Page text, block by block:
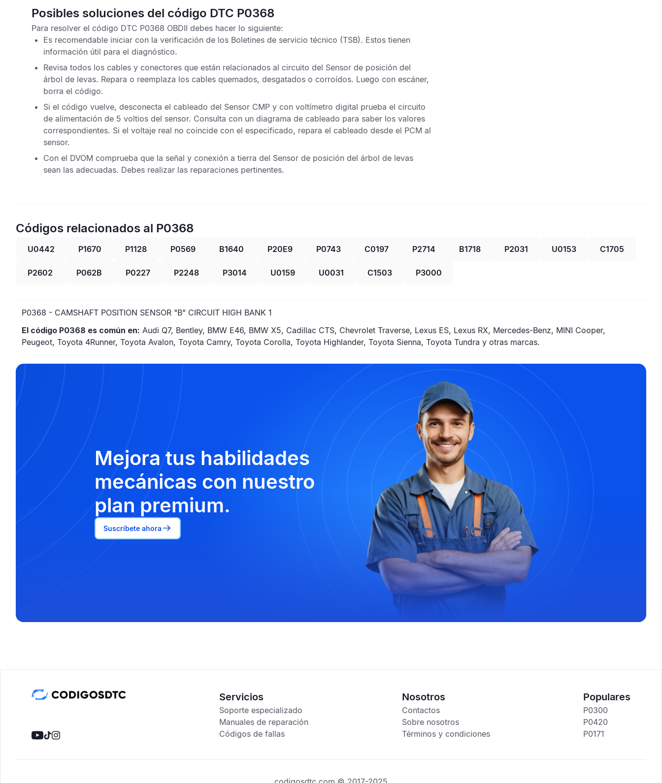
Posibles soluciones del código DTC P0368
Para resolver el código DTC P0368 OBDII debes hacer lo siguiente:
Es recomendable iniciar con la verificación de los Boletines de servicio técnico (TSB). Estos tienen
información útil para el diagnóstico.
Revisa todos los cables y conectores que están relacionados al circuito del Sensor de posición del
árbol de levas. Repara o reemplaza los cables quemados, desgatados o corroídos. Luego con escáner,
borra el código.
Si el código vuelve, desconecta el cableado del Sensor CMP y con voltímetro digital prueba el circuito
de alimentación de 5 voltios del sensor. Consulta con un diagrama de cableado para saber los valores
correspondientes. Si el voltaje real no coincide con el especificado, repara el cableado desde el PCM al
sensor.
Con el DVOM comprueba que la señal y conexión a tierra del Sensor de posición del árbol de levas
sean las adecuadas. Debes realizar las reparaciones pertinentes.
Códigos relacionados al P0368
U0442 P1670 P1128 P0569 B1640 P20E9 P0743 C0197 P2714 B1718 P2031 U0153 C1705
P2602 P062B P0227 P2248 P3014 U0159 U0031 C1503 P3000
P0368 - CAMSHAFT POSITION SENSOR "B" CIRCUIT HIGH BANK 1
El código P0368 es común en: Audi Q7, Bentley, BMW E46, BMW X5, Cadillac CTS, Chevrolet Traverse, Lexus ES, Lexus RX, Mercedes-Benz, MINI Cooper,
Peugeot, Toyota 4Runner, Toyota Avalon, Toyota Camry, Toyota Corolla, Toyota Highlander, Toyota Sienna, Toyota Tundra y otras marcas.
Mejora tus habilidades
mecánicas con nuestro
plan premium.
Suscríbete ahora
Servicios
Soporte especializado
Manuales de reparación
Códigos de fallas
Nosotros
Contactos
Sobre nosotros
Términos y condiciones
Populares
P0300
P0420
P0171